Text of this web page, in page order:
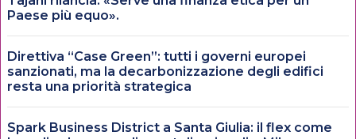
Paese più equo».
Direttiva “Case Green”: tutti i governi europei
sanzionati, ma la decarbonizzazione degli edifici
resta una priorità strategica
Spark Business District a Santa Giulia: il flex come